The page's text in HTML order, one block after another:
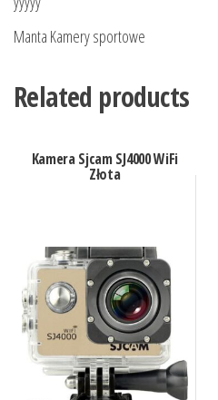
Manta Kamery sportowe
Related products
Kamera Sjcam SJ4000 WiFi
Złota